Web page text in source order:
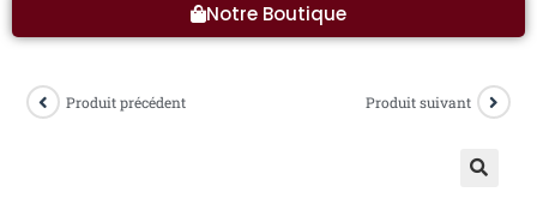
Notre Boutique
Produit précédent Produit suivant